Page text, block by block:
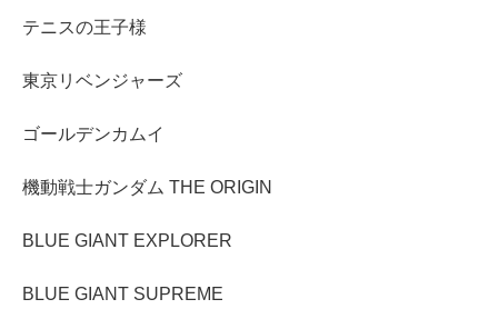
テニスの王子様
東京リベンジャーズ
ゴールデンカムイ
機動戦士ガンダム THE ORIGIN
BLUE GIANT EXPLORER
BLUE GIANT SUPREME